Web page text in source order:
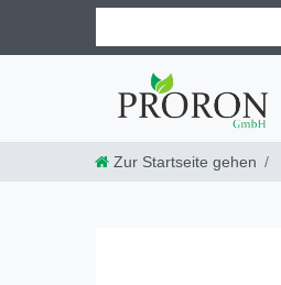
Zur Startseite gehen